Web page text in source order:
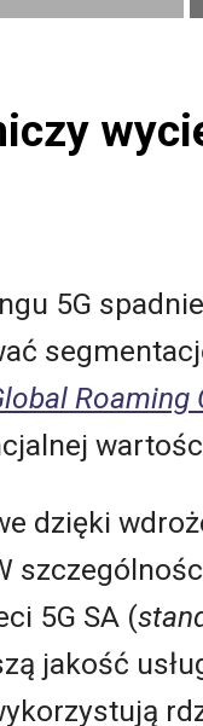
5G
Roaming
dzięki
5G SA (
jakość